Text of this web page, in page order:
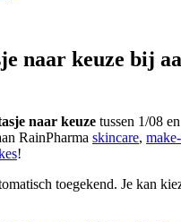
naar keuze bij
naar keuze tussen 1/08
RainPharma skincare,
!
toegekend. Je kan